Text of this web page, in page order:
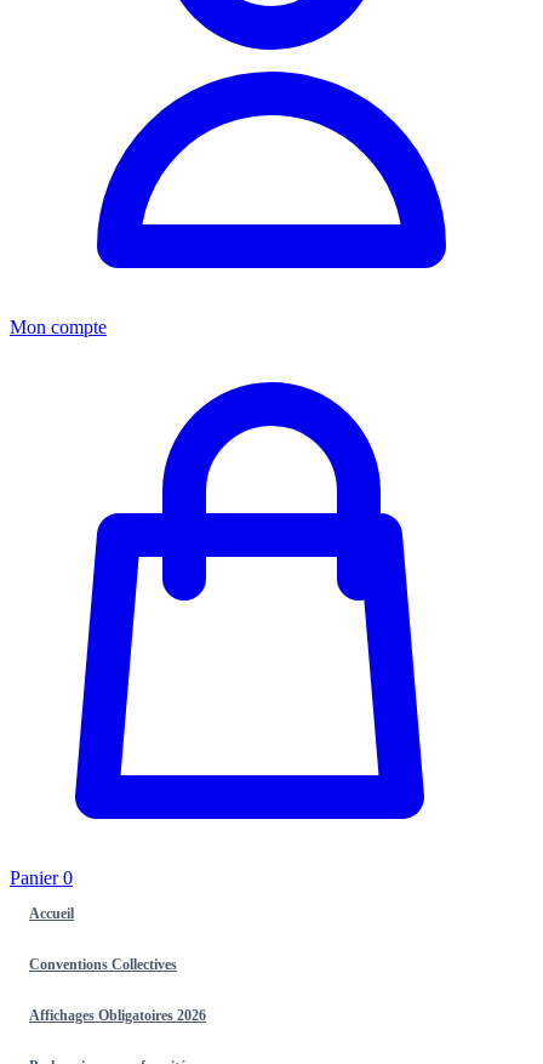
Mon compte
Panier0
Accueil
Conventions Collectives
Affichages Obligatoires 2026